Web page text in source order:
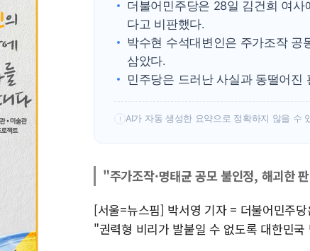
더불어민주당은 28일 김건희 여
다고 비판했다.
박수현 수석대변인은 주가조작 공
삼았다.
민주당은 드러난 사실과 동떨어진
! AI가 자동 생성한 요약으로 정확하지 않을 수
"주가조작·명태균 공모 불인정, 해괴한
[서울=뉴스핌] 박서영 기자 = 더불어민주
"권력형 비리가 발붙일 수 없도록 대한민